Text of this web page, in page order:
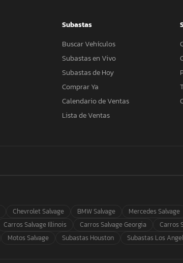
Subastas
Buscar Vehículos
Subastas en Vivo
Subastas de Hoy
Comprar Ya
Calendario de Ventas
Lista de Ventas
Chevrolet Salvage BMW Salvage Mercedes Salvage
Carros Salvage Illinois Carros Salvage Georgia Carros
Motos Salvage Subastas Houston Subastas Los